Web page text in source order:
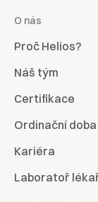
O nás
Proč Helios?
Náš tým
Certifikace
Ordinační doba
Kariéra
Laboratoř